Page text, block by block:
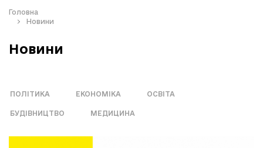
Головна
Новини
Новини
ПОЛІТИКА ЕКОНОМІКА ОСВІТА
БУДІВНИЦТВО МЕДИЦИНА